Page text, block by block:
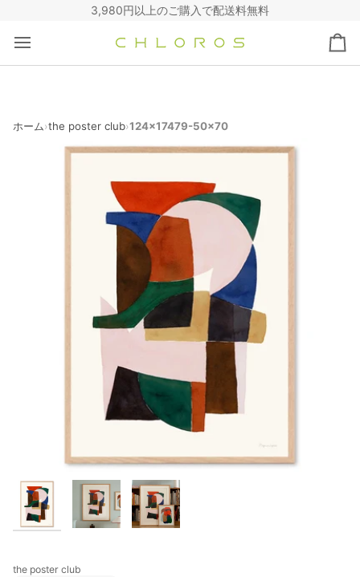
3,980円以上のご購入で配送料無料
カ
ー
ホーム›the poster club›124x17479-50x70
the poster club